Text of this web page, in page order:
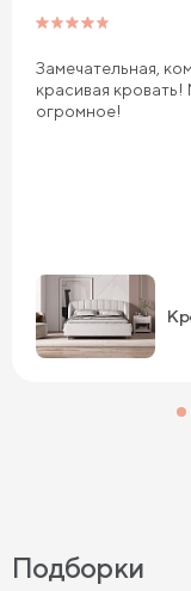
Замечательная,
красивая
огромное!
Подборки